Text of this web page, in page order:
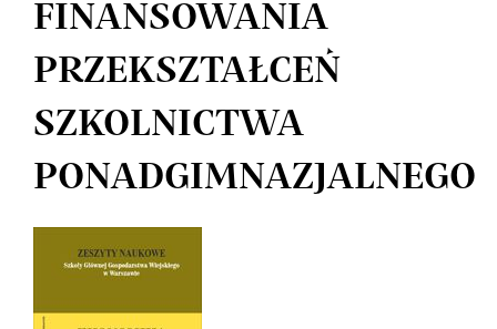
FINANSOWANIA
PRZEKSZTAŁCEŃ
SZKOLNICTWA
PONADGIMNAZJALNEGO
Article
Sidebar